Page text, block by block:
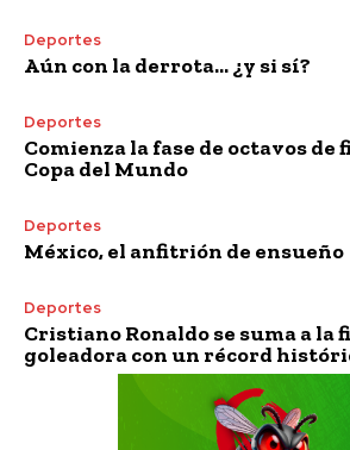
Deportes
Aún con la derrota… ¿y si sí?
Deportes
Comienza la fase de octavos de
Copa del Mundo
Deportes
México, el anfitrión de ensueño
Deportes
Cristiano Ronaldo se suma a la
goleadora con un récord